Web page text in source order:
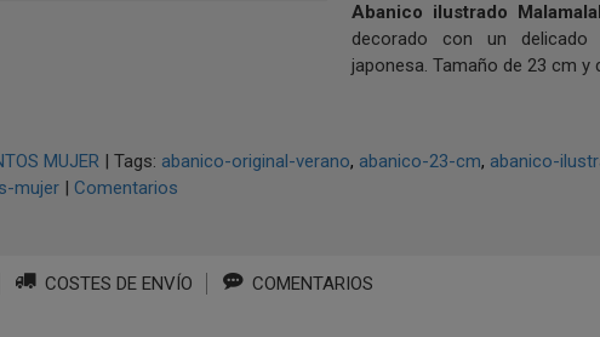
Abanico ilustrado
decorado con un
japonesa. Tamaño de 23 cm y
MUJER| Tags: abanico-original-verano abanico-23-cm abanico-
mujer | Comentarios
COSTES DE ENVÍO COMENTARIOS